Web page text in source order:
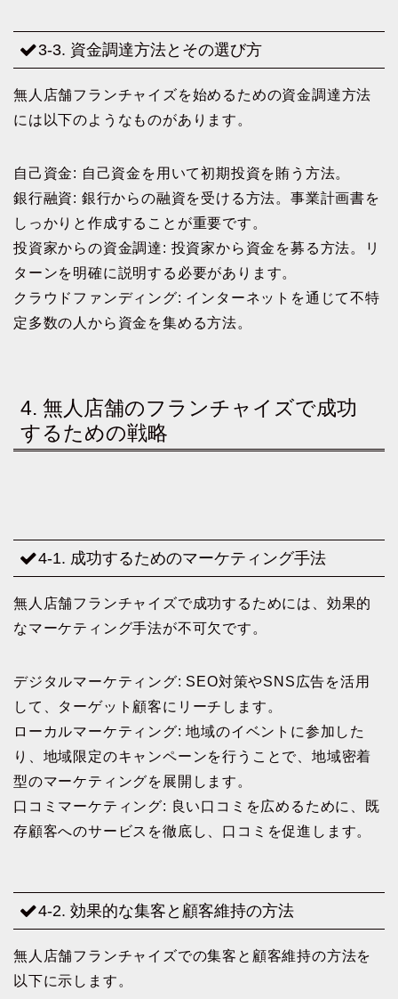
3-3. 資金調達方法とその選び方
無人店舗フランチャイズを始めるための資金調達方法
には以下のようなものがあります。
自己資金: 自己資金を用いて初期投資を賄う方法。
銀行融資: 銀行からの融資を受ける方法。事業計画書を
しっかりと作成することが重要です。
投資家からの資金調達: 投資家から資金を募る方法。リ
ターンを明確に説明する必要があります。
クラウドファンディング: インターネットを通じて不特
定多数の人から資金を集める方法。
4. 無人店舗のフランチャイズで成功
するための戦略
4-1. 成功するためのマーケティング手法
無人店舗フランチャイズで成功するためには、効果的
なマーケティング手法が不可欠です。
デジタルマーケティング: SEO対策やSNS広告を活用
して、ターゲット顧客にリーチします。
ローカルマーケティング: 地域のイベントに参加した
り、地域限定のキャンペーンを行うことで、地域密着
型のマーケティングを展開します。
口コミマーケティング: 良い口コミを広めるために、既
存顧客へのサービスを徹底し、口コミを促進します。
4-2. 効果的な集客と顧客維持の方法
無人店舗フランチャイズでの集客と顧客維持の方法を
以下に示します。